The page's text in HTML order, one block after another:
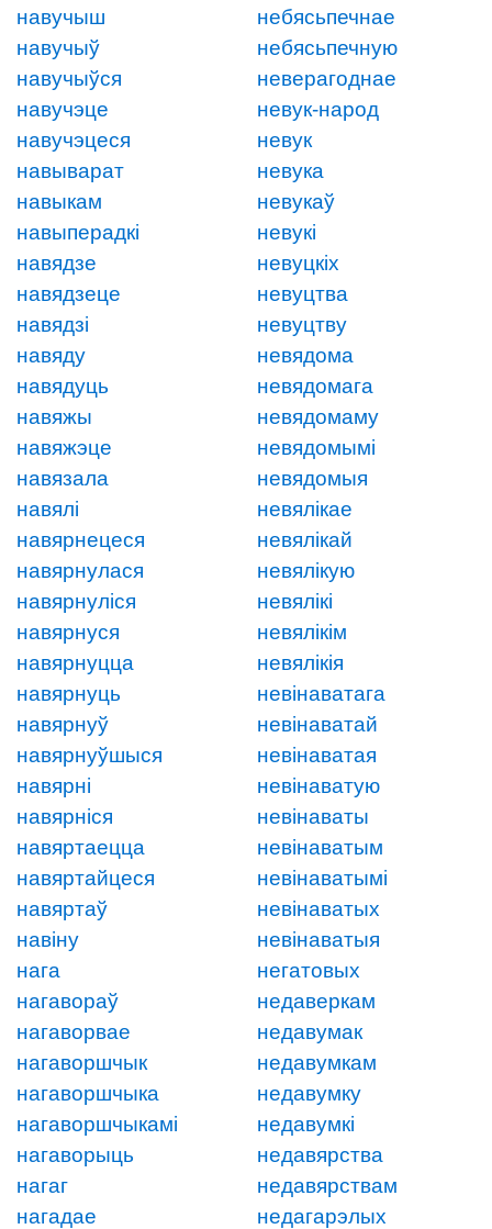
навучыш
навучыў
навучыўся
навучэце
навучэцеся
навыварат
навыкам
навыперадкі
навядзе
навядзеце
навядзі
навяду
навядуць
навяжы
навяжэце
навязала
навялі
навярнецеся
навярнулася
навярнуліся
навярнуся
навярнуцца
навярнуць
навярнуў
навярнуўшыся
навярні
навярніся
навяртаецца
навяртайцеся
навяртаў
навіну
нага
нагавораў
нагаворвае
нагаворшчык
нагаворшчыка
нагаворшчыкамі
нагаворыць
нагаг
нагадае
небясьпечнае
небясьпечную
неверагоднае
невук-народ
невук
невука
невукаў
невукі
невуцкіх
невуцтва
невуцтву
невядома
невядомага
невядомаму
невядомымі
невядомыя
невялікае
невялікай
невялікую
невялікі
невялікім
невялікія
невінаватага
невінаватай
невінаватая
невінаватую
невінаваты
невінаватым
невінаватымі
невінаватых
невінаватыя
негатовых
недаверкам
недавумак
недавумкам
недавумку
недавумкі
недавярства
недавярствам
недагарэлых